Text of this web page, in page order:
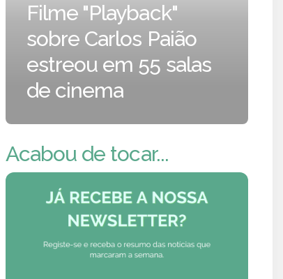
Filme "Playback"
sobre Carlos Paião
estreou em 55 salas
de cinema
Acabou de tocar...